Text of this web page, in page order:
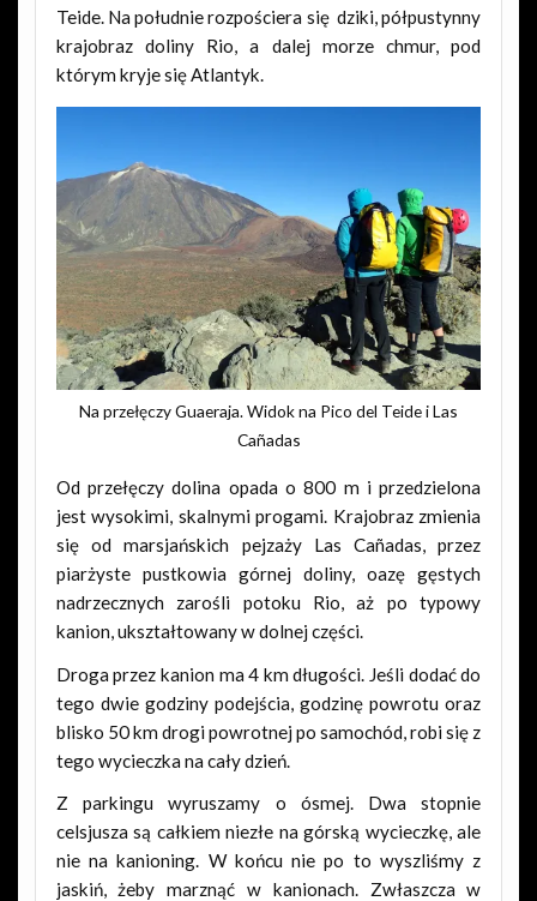
Teide. Na południe rozpościera się dziki, półpustynny
krajobraz doliny Rio, a dalej morze chmur, pod
którym kryje się Atlantyk.
Na przełęczy Guaeraja. Widok na Pico del Teide i Las
Cañadas
Od przełęczy dolina opada o 800 m i przedzielona
jest wysokimi, skalnymi progami. Krajobraz zmienia
się od marsjańskich pejzaży Las Cañadas, przez
piarżyste pustkowia górnej doliny, oazę gęstych
nadrzecznych zarośli potoku Rio, aż po typowy
kanion, ukształtowany w dolnej części.
Droga przez kanion ma 4 km długości. Jeśli dodać do
tego dwie godziny podejścia, godzinę powrotu oraz
blisko 50 km drogi powrotnej po samochód, robi się z
tego wycieczka na cały dzień.
Z parkingu wyruszamy o ósmej. Dwa stopnie
celsjusza są całkiem niezłe na górską wycieczkę, ale
nie na kanioning. W końcu nie po to wyszliśmy z
jaskiń, żeby marznąć w kanionach. Zwłaszcza w